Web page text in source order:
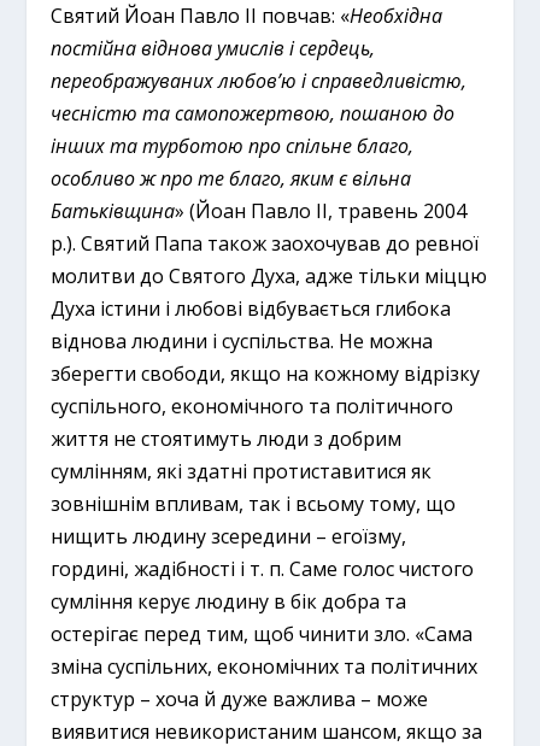
Святий Йоан Павло ІІ повчав: «Необхідна
постійна віднова умислів і сердець,
переображуваних любов’ю і справедливістю,
чесністю та самопожертвою, пошаною до
інших та турботою про спільне благо,
особливо ж про те благо, яким є вільна
Батьківщина» (Йоан Павло ІІ, травень 2004
р.). Святий Папа також заохочував до ревної
молитви до Святого Духа, адже тільки міццю
Духа істини і любові відбувається глибока
віднова людини і суспільства. Не можна
зберегти свободи, якщо на кожному відрізку
суспільного, економічного та політичного
життя не стоятимуть люди з добрим
сумлінням, які здатні протиставитися як
зовнішнім впливам, так і всьому тому, що
нищить людину зсередини – егоїзму,
гордині, жадібності і т. п. Саме голос чистого
сумління керує людину в бік добра та
остерігає перед тим, щоб чинити зло. «Сама
зміна суспільних, економічних та політичних
структур – хоча й дуже важлива – може
виявитися невикористаним шансом, якщо за